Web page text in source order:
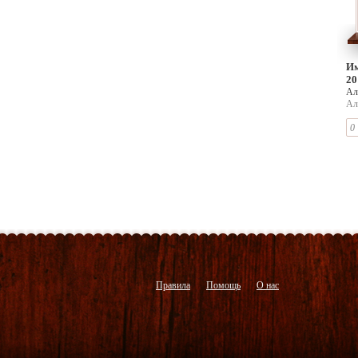
0
Правила Помощь О нас